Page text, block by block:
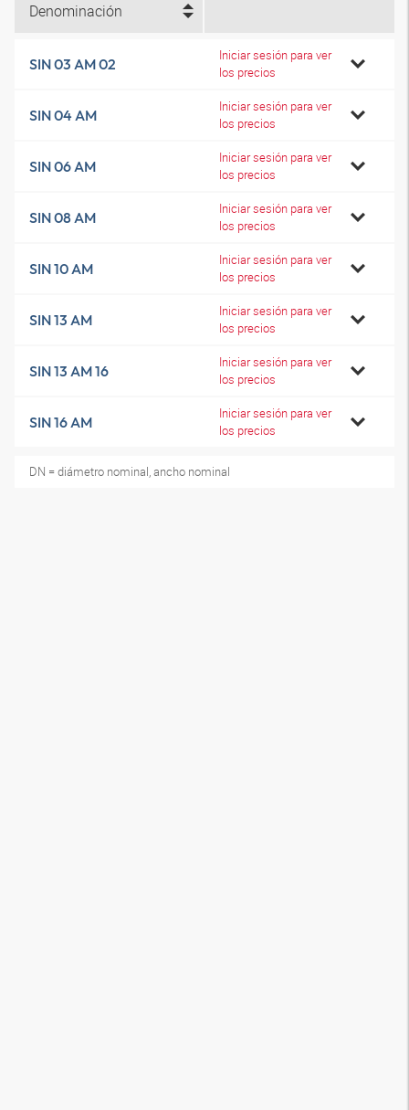
Denominación
SIN 03 AM 02
Iniciar sesión para ver
los precios
SIN 04 AM
Iniciar sesión para ver
los precios
SIN 06 AM
Iniciar sesión para ver
los precios
SIN 08 AM
Iniciar sesión para ver
los precios
SIN 10 AM
Iniciar sesión para ver
los precios
SIN 13 AM
Iniciar sesión para ver
los precios
SIN 13 AM 16
Iniciar sesión para ver
los precios
SIN 16 AM
Iniciar sesión para ver
los precios
DN = diámetro nominal, ancho nominal